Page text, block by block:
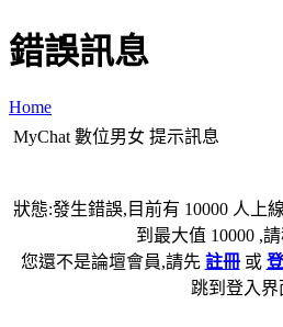
錯誤訊息
Home
MyChat 數位男女 提示訊息
狀態:發生錯誤,目前有 10000 人上
到最大值 10000 ,
您還不是論壇會員,請先 註冊或
跳到登入界